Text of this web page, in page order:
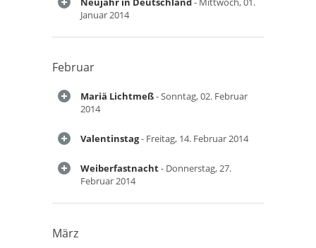
Januar 2014
Februar
Mariä Lichtmeß- Sonntag, 02. Februar
2014
Valentinstag- Freitag, 14. Februar 2014
Weiberfastnacht- Donnerstag, 27.
Februar 2014
März